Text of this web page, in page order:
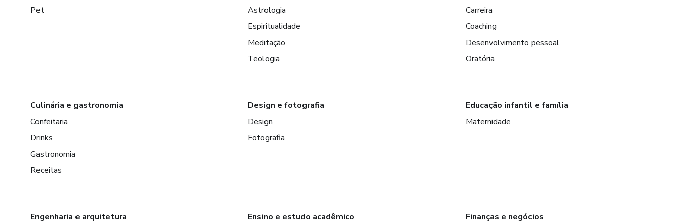
Pet
Astrologia
Espiritualidade
Meditação
Teologia
Carreira
Coaching
Desenvolvimento pessoal
Oratória
Culinária e gastronomia
Confeitaria
Drinks
Gastronomia
Receitas
Design e fotografia
Design
Fotografia
Educação infantil e família
Maternidade
Engenharia e arquitetura
Ensino e estudo acadêmico
Finanças e negócios